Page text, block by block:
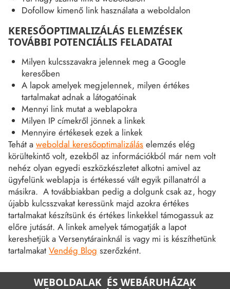
Dofollow kimenő link használata a weboldalon
KERESŐOPTIMALIZÁLÁS ELEMZÉSEK
TOVÁBBI POTENCIÁLIS FELADATAI
Milyen kulcsszavakra jelennek meg a Google
keresőben
A lapok amelyek megjelennek, milyen értékes
tartalmakat adnak a látogatóinak
Mennyi link mutat a weblapokra
Milyen IP címekről jönnek a linkek
Mennyire értékesek ezek a linkek
Tehát aweboldal keresőoptimalizálás elemzés elég
körültekintő volt, ezekből az információkból már nem volt
nehéz olyan egyedi eszközkészletet alkotni amivel az
ügyfelünk weblapja is értékessé vált egyik pillanatról a
másikra. A továbbiakban pedig a dolgunk csak az, hogy
újabb kulcsszvakat keressünk majd azokra értékes
tartalmakat készítsünk és értékes linkekkel támogassuk az
előre jutását. A linkek amelyek támogatják a lapot
kereshetjük a Versenytárainknál is vagy mi is készíthetünk
tartalmakatVendég Blog szerőzként.
WEBOLDALAK ÉS WEBÁRUHÁZAK